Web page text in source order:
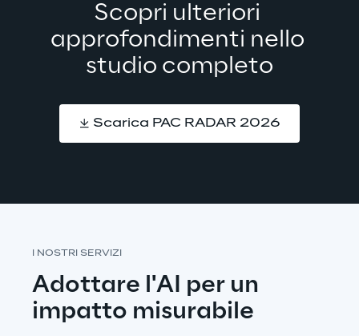
Scopri ulteriori
approfondimenti nello
studio completo
Scarica PAC RADAR 2026
I NOSTRI SERVIZI
Adottare l'AI per un
impatto misurabile